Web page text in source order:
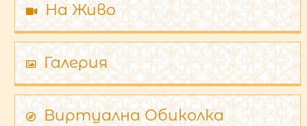
На Живо
Галерия
Виртуална Обиколка